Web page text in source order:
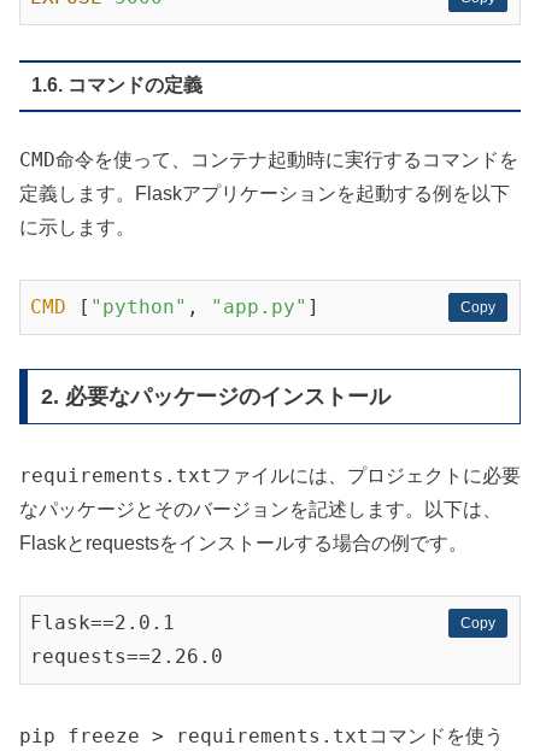
1.6. コマンドの定義
CMD命令を使って、コンテナ起動時に実行するコマンドを
定義します。Flaskアプリケーションを起動する例を以下
に示します。
Copy
Copy
CMD [ "python" , "app.py"
2. 必要なパッケージのインストール
requirements.txtファイルには、プロジェクトに必要
なパッケージとそのバージョンを記述します。以下は、
Flaskとrequestsをインストールする場合の例です。
Copy
Copy
Flask==2.0.1
pip freeze > requirements.txt コマンドを使う